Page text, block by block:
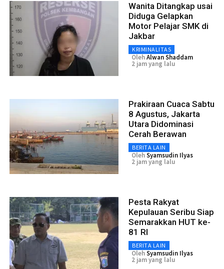
Wanita Ditangkap usai
Diduga Gelapkan
Motor Pelajar SMK di
Jakbar
KRIMINALITAS
OlehAlwan Shaddam
2 jam yang lalu
Prakiraan Cuaca Sabtu
8 Agustus, Jakarta
Utara Didominasi
Cerah Berawan
BERITA LAIN
OlehSyamsudin Ilyas
2 jam yang lalu
Pesta Rakyat
Kepulauan Seribu Siap
Semarakkan HUT ke-
81 RI
BERITA LAIN
OlehSyamsudin Ilyas
2 jam yang lalu